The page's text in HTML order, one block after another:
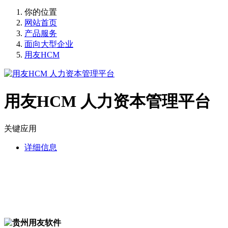
你的位置
网站首页
产品服务
面向大型企业
用友HCM
用友HCM 人力资本管理平台
关键应用
详细信息